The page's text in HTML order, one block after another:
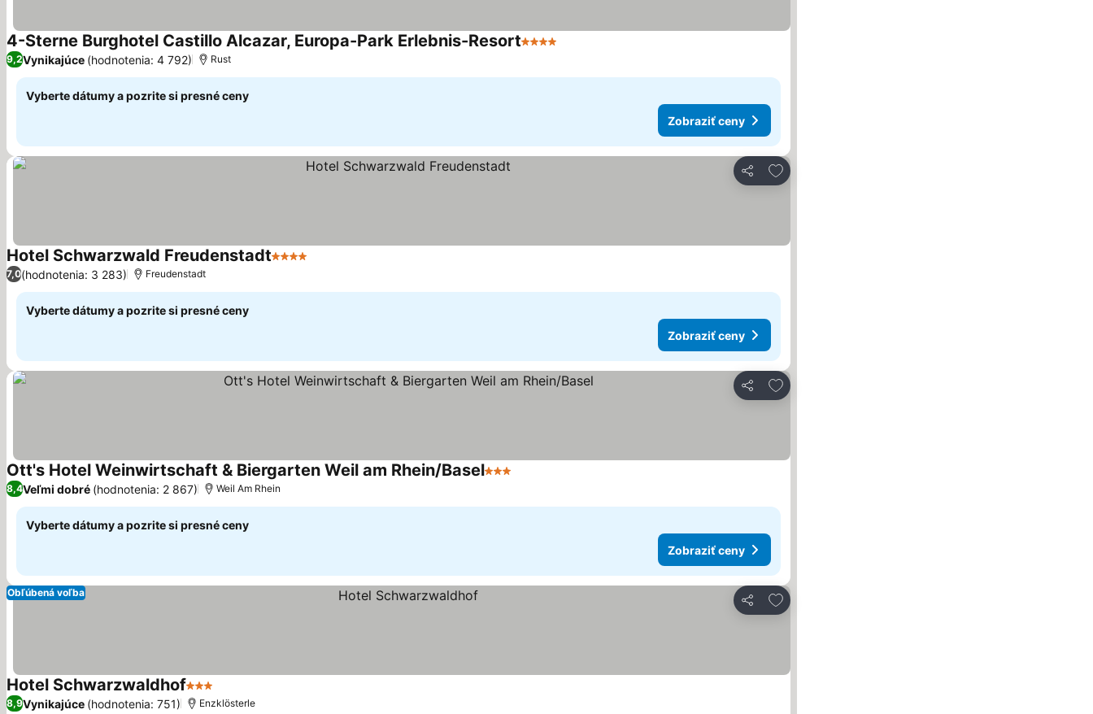
4-Sterne Burghotel Castillo Alcazar, Europa-Park Erlebnis-Resort4 Počet hviezdičiek
9,2Vynikajúce (hodnotenia: 4 792) Rust
Vyberte dátumy a pozrite si presné ceny
Zobraziť ceny
Zdieľať
Pridať do obľúbených
Hotel Schwarzwald Freudenstadt4 Počet hviezdičiek
7,0(hodnotenia: 3 283) Freudenstadt
Vyberte dátumy a pozrite si presné ceny
Zobraziť ceny
Zdieľať
Pridať do obľúbených
Ott's Hotel Weinwirtschaft & Biergarten Weil am Rhein/Basel3 Počet hviezdičiek
8,4Veľmi dobré (hodnotenia: 2 867) Weil Am Rhein
Vyberte dátumy a pozrite si presné ceny
Zobraziť ceny
Zdieľať
Pridať do obľúbených
Obľúbená voľba
Hotel Schwarzwaldhof3 Počet hviezdičiek
8,9Vynikajúce (hodnotenia: 751) Enzklösterle